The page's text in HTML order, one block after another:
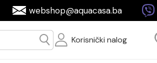
webshop@aquacasa.ba
Korisnički nalog